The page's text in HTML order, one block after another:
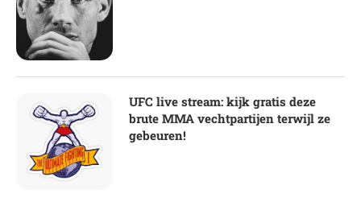
UFC live stream: kijk gratis deze
brute MMA vechtpartijen terwijl ze
gebeuren!